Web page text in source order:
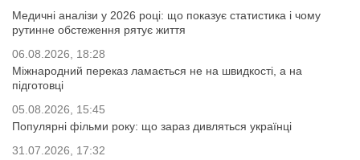
Медичні аналізи у 2026 році: що показує статистика і чому
рутинне обстеження рятує життя
06.08.2026, 18:28
Міжнародний переказ ламається не на швидкості, а на
підготовці
05.08.2026, 15:45
Популярні фільми року: що зараз дивляться українці
31.07.2026, 17:32